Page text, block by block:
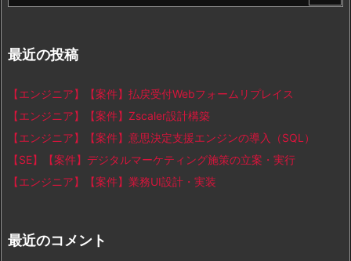
最近の投稿
【エンジニア】【案件】払戻受付Webフォームリプレイス
【エンジニア】【案件】Zscaler設計構築
【エンジニア】【案件】意思決定支援エンジンの導入（SQL）
【SE】【案件】デジタルマーケティング施策の立案・実行
【エンジニア】【案件】業務UI設計・実装
最近のコメント